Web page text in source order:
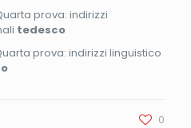
prova: indirizzi
tedesco
prova: indirizzi linguistico
0